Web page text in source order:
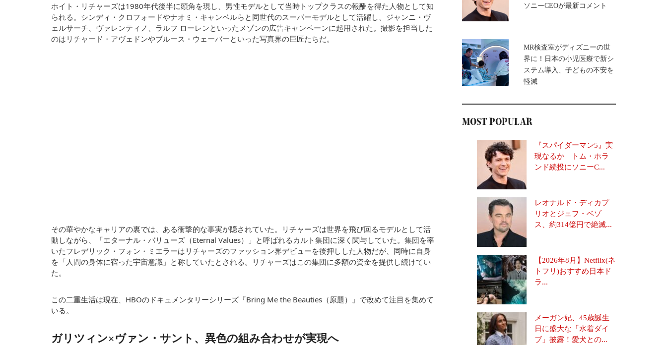
ホイト・リチャーズは1980年代後半に頭角を現し、男性モデルとして当時トップクラスの報酬を得た人物として知
られる。シンディ・クロフォードやナオミ・キャンベルらと同世代のスーパーモデルとして活躍し、ジャンニ・ヴ
ェルサーチ、ヴァレンティノ、ラルフ ローレンといったメゾンの広告キャンペーンに起用された。撮影を担当した
のはリチャード・アヴェドンやブルース・ウェーバーといった写真界の巨匠たちだ。
その華やかなキャリアの裏では、ある衝撃的な事実が隠されていた。リチャーズは世界を飛び回るモデルとして活
動しながら、「エターナル・バリューズ（Eternal Values）」と呼ばれるカルト集団に深く関与していた。集団を率
いたフレデリック・フォン・ミエラーはリチャーズのファッション界デビューを後押しした人物だが、同時に自身
を「人間の身体に宿った宇宙意識」と称していたとされる。リチャーズはこの集団に多額の資金を提供し続けてい
た。
この二重生活は現在、HBOのドキュメンタリーシリーズ『Bring Me the Beauties（原題）』で改めて注目を集めて
いる。
ガリツィン×ヴァン・サント、異色の組み合わせが実現へ
ソニーCEOが最新コメント
MR検査室がディズニーの世
界に！日本の小児医療で新シ
ステム導入、子どもの不安を
軽減
MOST POPULAR
『スパイダーマン5』実
現なるか トム・ホラ
ンド続投にソニーC...
レオナルド・ディカプ
リオとジェフ・ベゾ
ス、約314億円で絶滅...
【2026年8月】Netflix(ネ
トフリ)おすすめ日本ド
ラ...
メーガン妃、45歳誕生
日に盛大な「水着ダイ
ブ」披露！愛犬との...